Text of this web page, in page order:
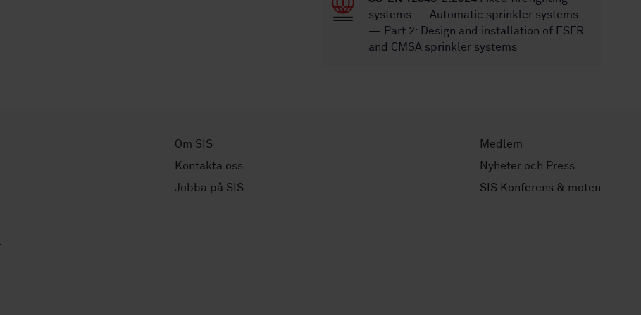
systems — Automatic sprinkler systems
— Part 2: Design and installation of ESFR
and CMSA sprinkler systems
Om SIS
Kontakta oss
Jobba på SIS
Medlem
Nyheter och Press
SIS Konferens & möten